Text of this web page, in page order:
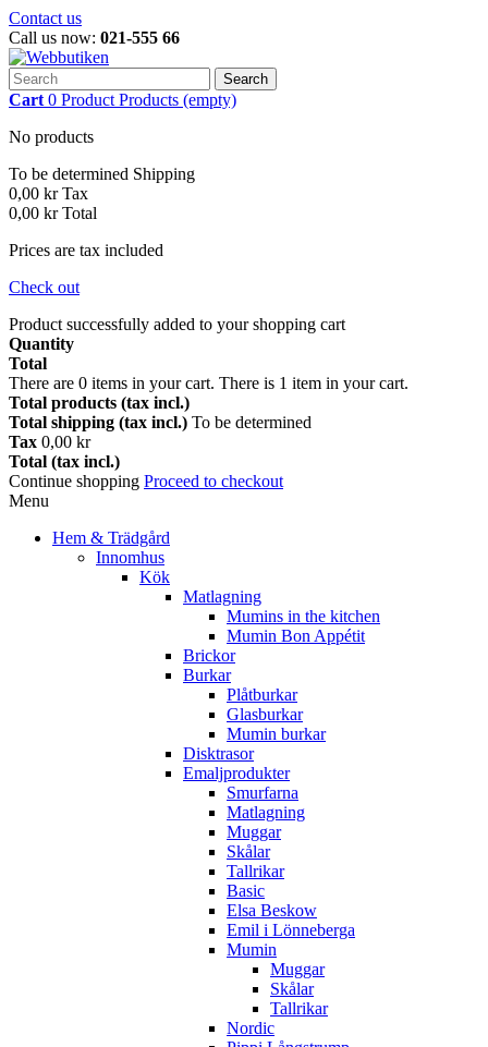
Contact us
Call us now: 021-555 66
Search
Cart 0 Product Products (empty)
No products
To be determined Shipping
0,00 kr Tax
0,00 kr Total
Prices are tax included
Check out
Product successfully added to your shopping cart
Quantity
Total
There are 0 items in your cart. There is 1 item in your cart.
Total products (tax incl.)
Total shipping (tax incl.) To be determined
Tax 0,00 kr
Total (tax incl.)
Continue shopping Proceed to checkout
Menu
Hem & Trädgård
Innomhus
Kök
Matlagning
Mumins in the kitchen
Mumin Bon Appétit
Brickor
Burkar
Plåtburkar
Glasburkar
Mumin burkar
Disktrasor
Emaljprodukter
Smurfarna
Matlagning
Muggar
Skålar
Tallrikar
Basic
Elsa Beskow
Emil i Lönneberga
Mumin
Muggar
Skålar
Tallrikar
Nordic